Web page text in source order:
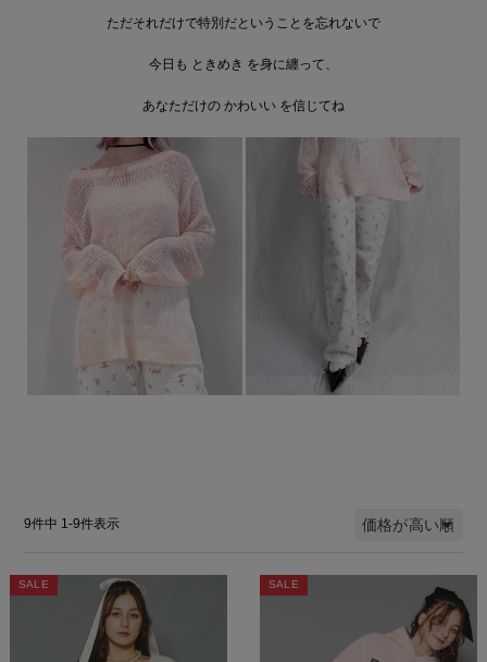
ただそれだけで特別だということを忘れないで
今日も ときめき を身に纏って、
あなただけの かわいい を信じてね
価格が高い順
9件中 1-9件表示
SALE SALE